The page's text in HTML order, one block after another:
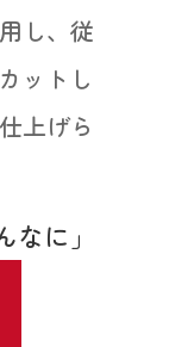
し、従
ットし
上げら
に」